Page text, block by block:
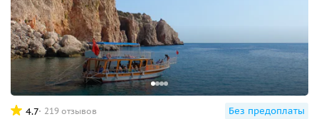
4.7 219 отзывов Без предоплаты